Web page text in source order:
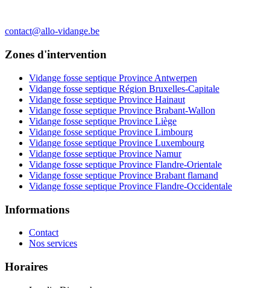
contact@allo-vidange.be
Zones d'intervention
Vidange fosse septique Province Antwerpen
Vidange fosse septique Région Bruxelles-Capitale
Vidange fosse septique Province Hainaut
Vidange fosse septique Province Brabant-Wallon
Vidange fosse septique Province Liège
Vidange fosse septique Province Limbourg
Vidange fosse septique Province Luxembourg
Vidange fosse septique Province Namur
Vidange fosse septique Province Flandre-Orientale
Vidange fosse septique Province Brabant flamand
Vidange fosse septique Province Flandre-Occidentale
Informations
Contact
Nos services
Horaires